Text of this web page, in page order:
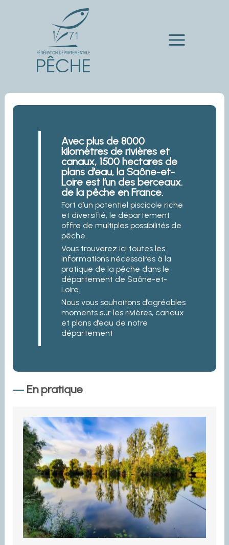
Main
Avec plus de 8000
kilomètres de rivières et
canaux, 1500 hectares de
plans d’eau, la Saône-et-
Loire est l’un des berceaux.
de la pêche en France.
Fort d’un potentiel piscicole riche
et diversifié, le département
offre de multiples possibilités de
pêche.
Vous trouverez ici toutes les
informations nécessaires à la
pratique de la pêche dans le
département de Saône-et-
Loire.
Nous vous souhaitons d’agréables
moments sur les rivières, canaux
et plans d’eau de notre
département
En pratique